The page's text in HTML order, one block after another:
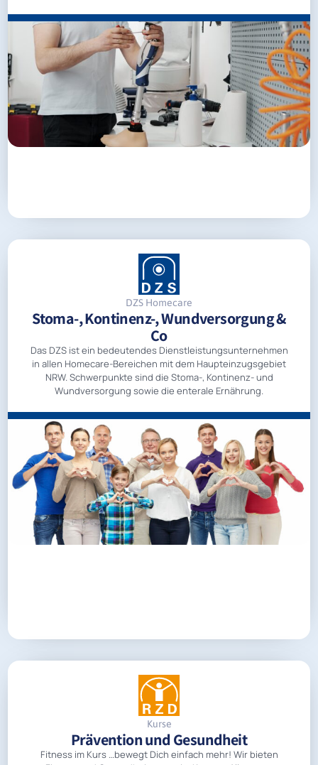
DZS Homecare
Stoma-, Kontinenz-, Wundversorgung &
Co
Das DZS ist ein bedeutendes Dienstleistungsunternehmen
in allen Homecare-Bereichen mit dem Haupteinzugsgebiet
NRW. Schwerpunkte sind die Stoma-, Kontinenz- und
Wundversorgung sowie die enterale Ernährung.
Kurse
Prävention und Gesundheit
Fitness im Kurs …bewegt Dich einfach mehr! Wir bieten